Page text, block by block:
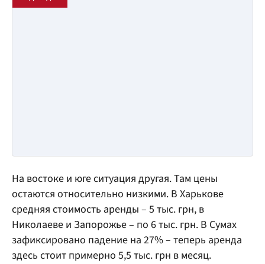
На востоке и юге ситуация другая. Там цены
остаются относительно низкими. В Харькове
средняя стоимость аренды – 5 тыс. грн, в
Николаеве и Запорожье – по 6 тыс. грн. В Сумах
зафиксировано падение на 27% – теперь аренда
здесь стоит примерно 5,5 тыс. грн в месяц.